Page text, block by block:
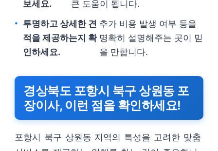
보세요.
큰 도움이 됩니다.
투명하고 상세한 견
적을 제공하는지 확
인하세요.
추가 비용 발생 여부 등을
명확히 설명해주는 곳이 믿
을 만합니다.
경상북도 포항시 북구 상원동 포
장이사, 이런 점을 확인하세요!
포항시 북구 상원동 지역의 특성을 고려한 맞춤